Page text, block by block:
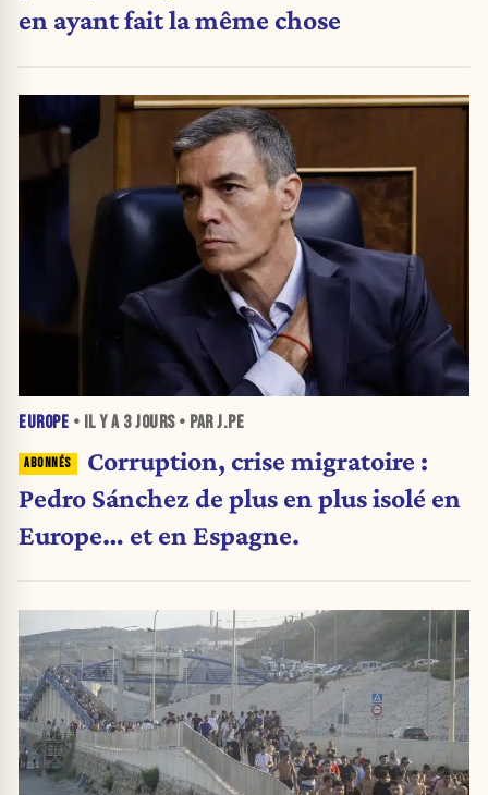
en ayant fait la même chose
EUROPE • IL Y A 3 JOURS• PAR J.PE
Corruption, crise migratoire :
Pedro Sánchez de plus en plus isolé en
Europe… et en Espagne.